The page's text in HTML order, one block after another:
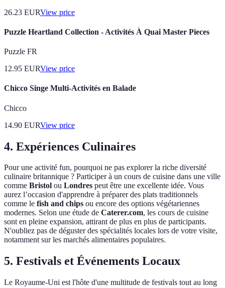
26.23 EURView price
Puzzle Heartland Collection - Activités À Quai Master Pieces
Puzzle FR
12.95 EURView price
Chicco Singe Multi-Activités en Balade
Chicco
14.90 EURView price
4. Expériences Culinaires
Pour une activité fun, pourquoi ne pas explorer la riche diversité
culinaire britannique ? Participer à un cours de cuisine dans une ville
comme Bristol ou Londres peut être une excellente idée. Vous
aurez l’occasion d'apprendre à préparer des plats traditionnels
comme le fish and chips ou encore des options végétariennes
modernes. Selon une étude de Caterer.com, les cours de cuisine
sont en pleine expansion, attirant de plus en plus de participants.
N'oubliez pas de déguster des spécialités locales lors de votre visite,
notamment sur les marchés alimentaires populaires.
5. Festivals et Événements Locaux
Le Royaume-Uni est l'hôte d'une multitude de festivals tout au long